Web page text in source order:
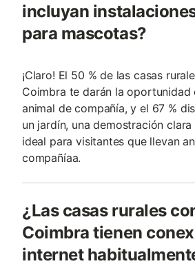
incluyan
para mascotas?
¡Claro! El 50 % de las casas
Coimbra te darán la
animal de compañía, y el 67 %
un jardín, una demostración
ideal para visitantes que llevan
compañía­a.
¿Las casas rurales
Coimbra tienen
internet